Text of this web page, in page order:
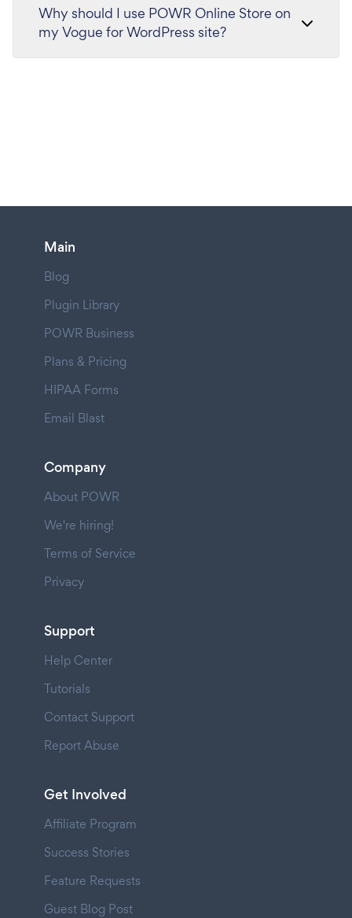
Why should I use POWR Online Store on
my Vogue for WordPress site?
Main
Blog
Plugin Library
POWR Business
Plans & Pricing
HIPAA Forms
Email Blast
Company
About POWR
We're hiring!
Terms of Service
Privacy
Support
Help Center
Tutorials
Contact Support
Report Abuse
Get Involved
Affiliate Program
Success Stories
Feature Requests
Guest Blog Post